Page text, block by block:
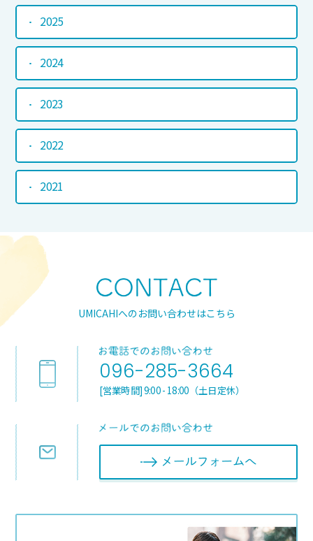
2025
2024
2023
2022
2021
UMICAHIへのお問い合わせはこちら
096-285-3664
[営業時間] 9:00 - 18:00（土日定休）